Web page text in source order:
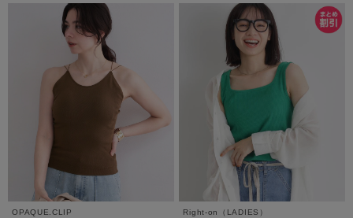
OPAQUE.CLIP
Right-on（LADIES）